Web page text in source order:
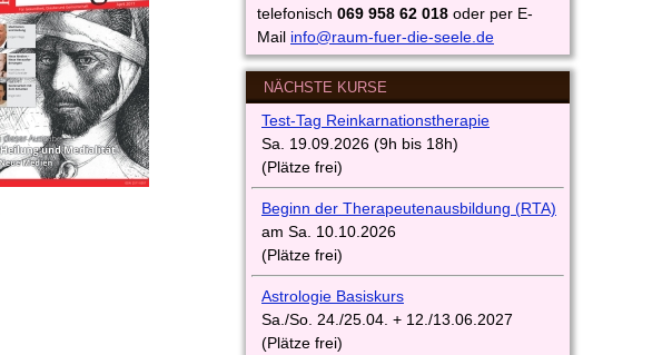
telefonisch 069 958 62 018 oder per E-
Mail info@raum-fuer-die-seele.de
NÄCHSTE KURSE
Test-Tag Reinkarnationstherapie
Sa. 19.09.2026 (9h bis 18h)
(Plätze frei)
Beginn der Therapeutenausbildung (RTA)
am Sa. 10.10.2026
(Plätze frei)
Astrologie Basiskurs
Sa./So. 24./25.04. + 12./13.06.2027
(Plätze frei)